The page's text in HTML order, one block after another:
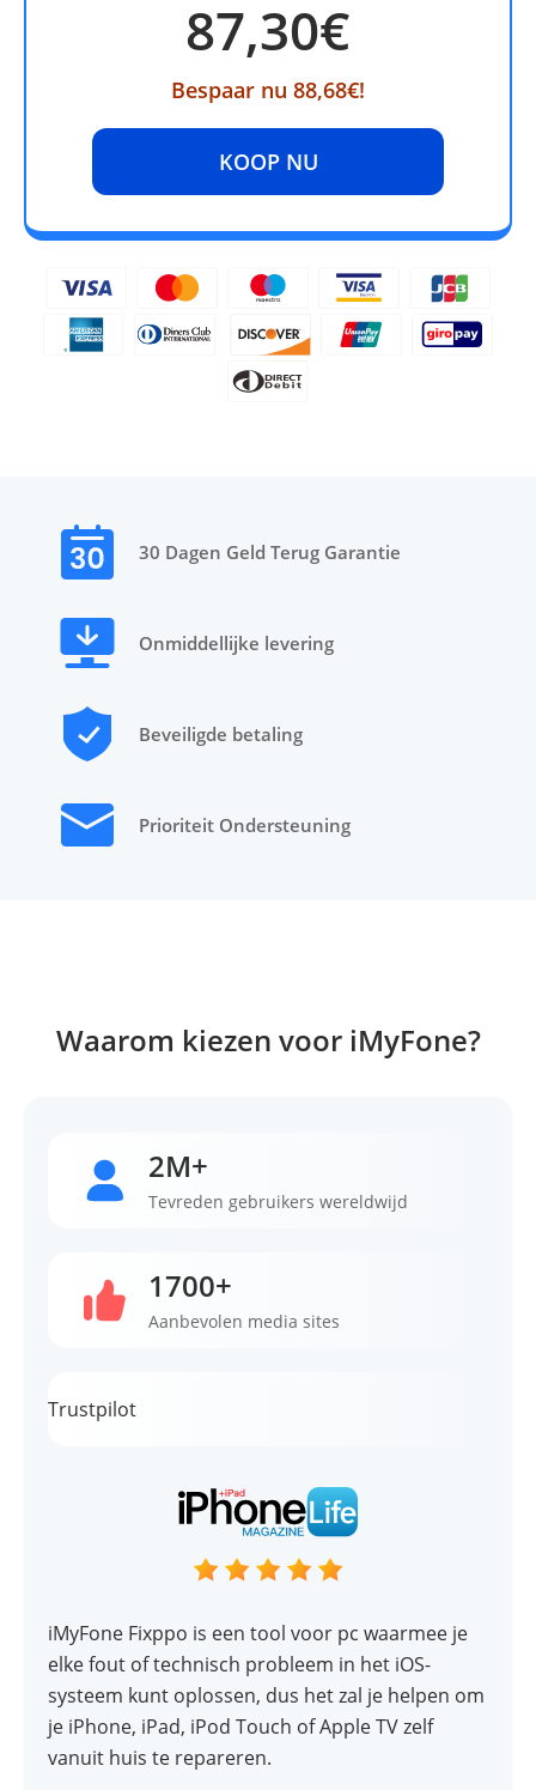
87,30€
Bespaar nu 88,68€!
KOOP NU
30 Dagen Geld Terug Garantie
Onmiddellijke levering
Beveiligde betaling
Prioriteit Ondersteuning
Waarom kiezen voor iMyFone?
2M+
Tevreden gebruikers wereldwijd
1700+
Aanbevolen media sites
Trustpilot
iMyFone Fixppo is een tool voor pc waarmee je
elke fout of technisch probleem in het iOS-
systeem kunt oplossen, dus het zal je helpen om
je iPhone, iPad, iPod Touch of Apple TV zelf
vanuit huis te repareren.